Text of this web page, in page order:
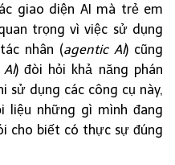
giao diện AI mà trẻ em
trọng vì việc sử dụng
nhân (agentic AI) cũng
) đòi hỏi khả năng phán
sử dụng các công cụ này,
liệu những gì mình đang
cho biết có thực sự đúng